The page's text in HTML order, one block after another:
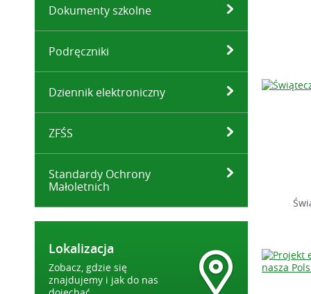
Dokumenty szkolne
Podręczniki
Dziennik elektroniczny
ZFŚS
Standardy Ochrony
Małoletnich
Lokalizacja
Zobacz, gdzie się
znajdujemy i jak do nas